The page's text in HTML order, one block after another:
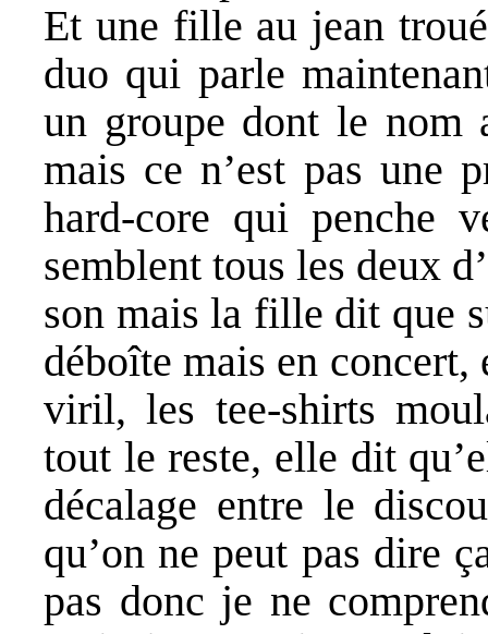
Et une fille au jean
duo qui parle
un groupe dont le nom
mais ce n’est pas une
hard-core qui penche
semblent tous les deux
son mais la fille dit que
déboîte mais en
viril, les tee-shirts
tout le reste, elle dit
décalage entre le
qu’on ne peut pas dire
pas donc je ne